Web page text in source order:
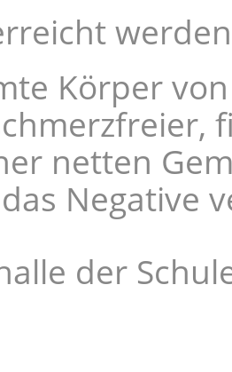
Körper
netten
Negative
der